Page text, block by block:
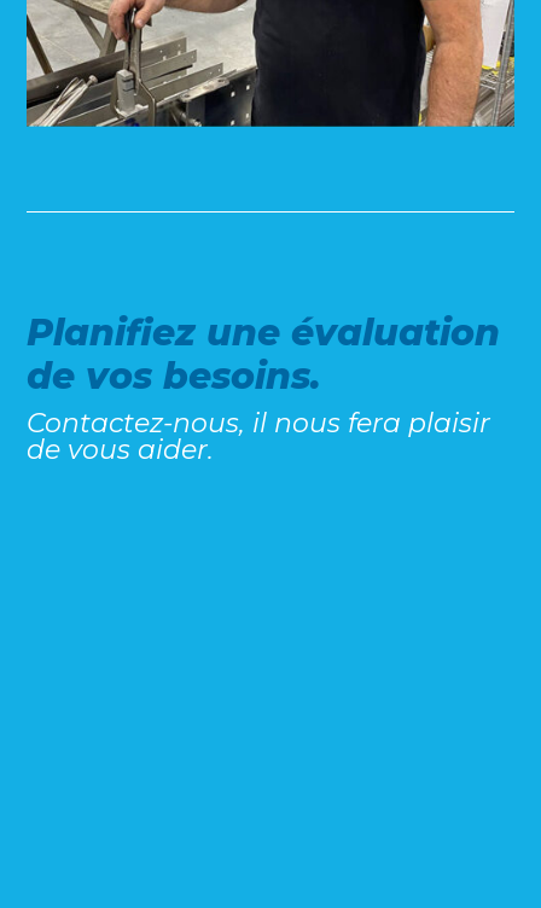
Planifiez une évaluation
de vos besoins.
Contactez-nous, il nous fera plaisir
de vous aider.